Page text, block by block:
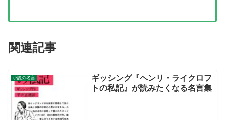
関連記事
小説の名言
ギッシング『ヘンリ・ライクロフ
トの私記』が読みたくなる名言集